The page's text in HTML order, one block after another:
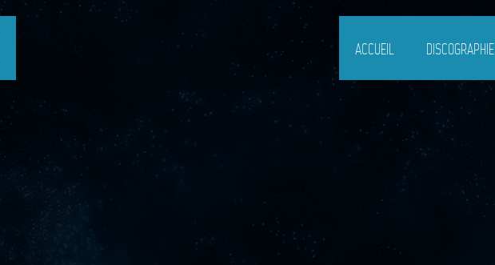
ACCUEIL DISCOGRAPHIE